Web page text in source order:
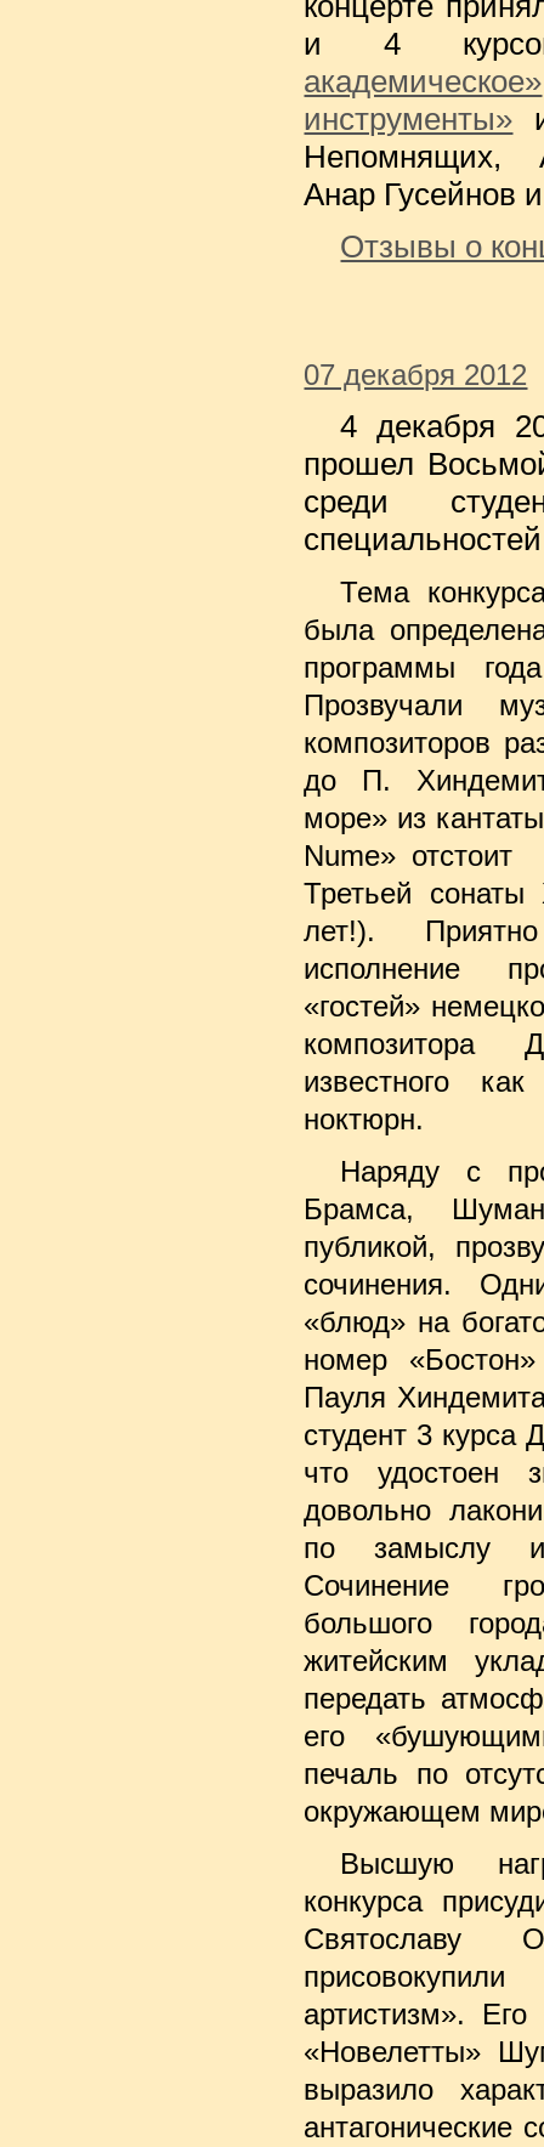
и 4
академическое»
инструменты»
Непомнящих,
Анар Гусейнов
Отзывы о
07 декабря 2012
4 декабря
прошел
среди
Тема
была
программы
Прозвучали
композиторов
до П.
море» из
Nume» отстоит
Третьей
лет!).
исполнение
«гостей»
известного
ноктюрн.
Наряду с
Брамса,
публикой,
сочинения.
«блюд» на
номер
Пауля
студент 3
что удостоен
довольно
по замыслу и
Сочинение
большого
житейским
передать
его
печаль по
окружающем
Высшую
конкурса
Святославу
артистизм». Его
«Новелетты»
выразило
антагонические